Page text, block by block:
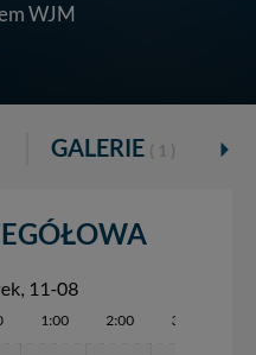
WJM
GALERIE ( 1 )